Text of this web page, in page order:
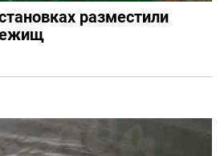
разместили